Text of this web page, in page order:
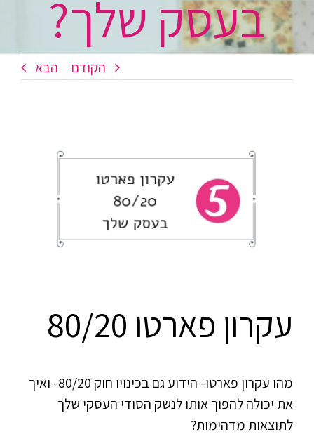
בעסק שלך?
הקודם הבא
בתמונה
עקרון פארטו 80/20
מהו עקרון פארטו- הידוע גם בכינויו חוק 80/20- ואיך
את יכולה להפוך אותו לנשק הסודי העסקי שלך
לתוצאות מדהימות?